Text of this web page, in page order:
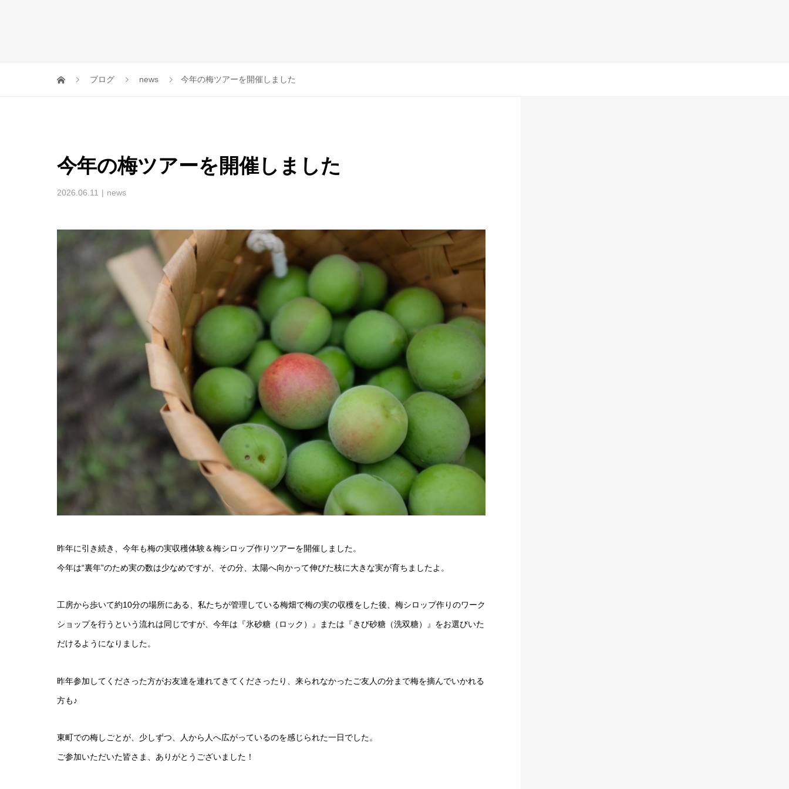
ブログ news 今年の梅ツアーを開催しました
今年の梅ツアーを開催しました
2026.06.11 news
昨年に引き続き、今年も梅の実収穫体験＆梅シロップ作りツアーを開催しました。
今年は“裏年”のため実の数は少なめですが、その分、太陽へ向かって伸びた枝に大きな実が育ちましたよ。
工房から歩いて約10分の場所にある、私たちが管理している梅畑で梅の実の収穫をした後、梅シロップ作りのワーク
ショップを行うという流れは同じですが、今年は『氷砂糖（ロック）』または『きび砂糖（洗双糖）』をお選びいた
だけるようになりました。
昨年参加してくださった方がお友達を連れてきてくださったり、来られなかったご友人の分まで梅を摘んでいかれる
方も♪
東町での梅しごとが、少しずつ、人から人へ広がっているのを感じられた一日でした。
ご参加いただいた皆さま、ありがとうございました！